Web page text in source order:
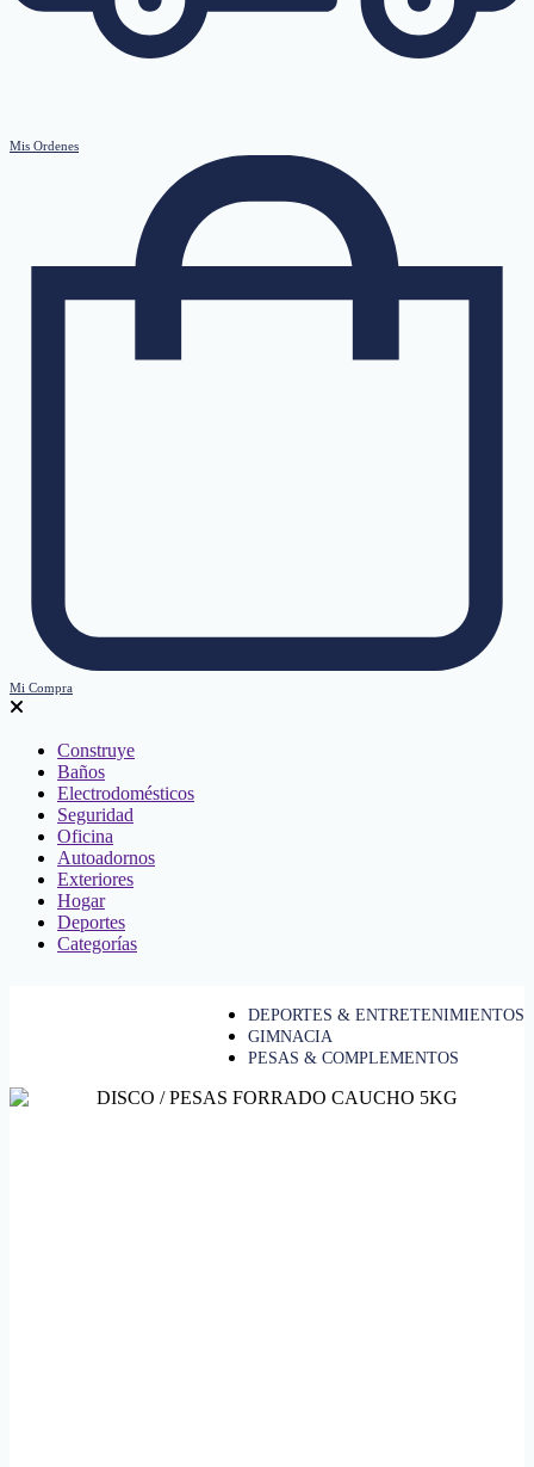
Mis Ordenes
Mi Compra
Construye
Baños
Electrodomésticos
Seguridad
Oficina
Autoadornos
Exteriores
Hogar
Deportes
Categorías
DEPORTES & ENTRETENIMIENTOS
GIMNACIA
PESAS & COMPLEMENTOS